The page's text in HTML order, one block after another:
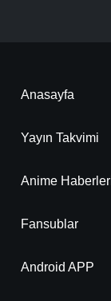
Anasayfa
Yayın Takvimi
Anime
Fansublar
Android APP